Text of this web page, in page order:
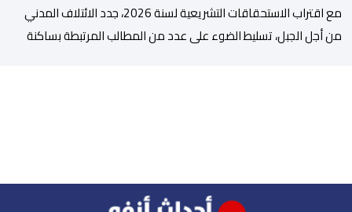
مع اقتراب الاستحقاقات التشريعية لسنة 2026، جدد الائتلاف المدني
من أجل الجبل، تسليط الضوء على عدد من المطالب المرتبطة بساكنة